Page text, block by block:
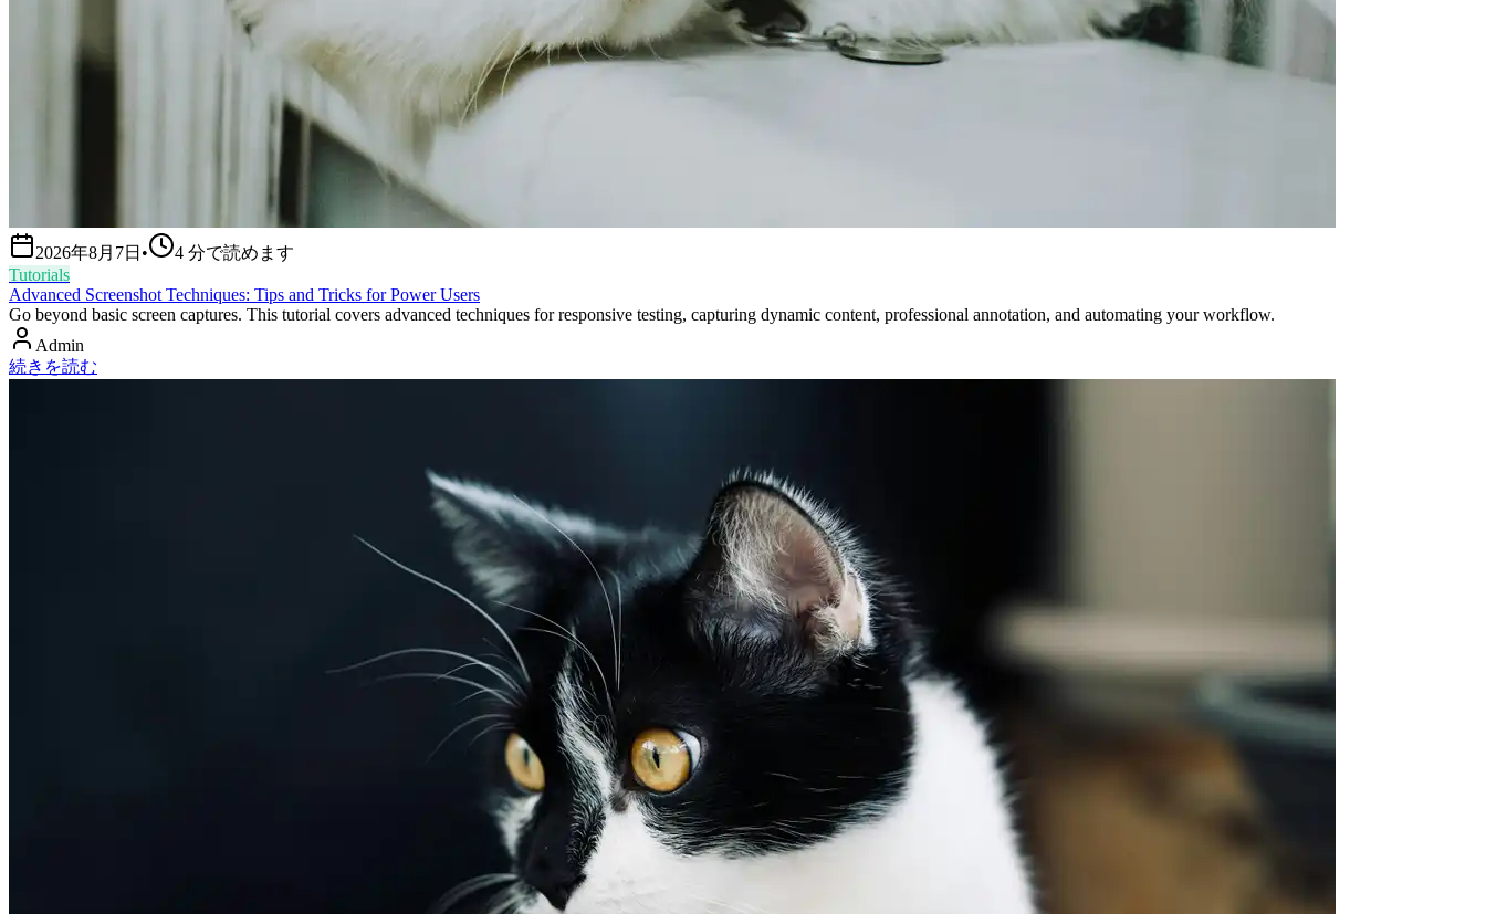
2026年8月7日 • 4 分で読めます
Tutorials
Advanced Screenshot Techniques: Tips and Tricks for Power Users
Go beyond basic screen captures. This tutorial covers advanced techniques for responsive testing, capturing dynamic content, professional annotation, and automating your workflow.
Admin
続きを読む